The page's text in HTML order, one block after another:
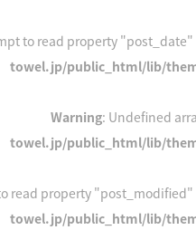
to read property
towel.jp/public_html/lib/
Warning: Undefined
towel.jp/public_html/lib/
read property
towel.jp/public_html/lib/